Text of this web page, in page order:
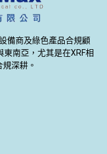
備商及綠色產品合規顧
南亞，尤其是在XRF相
深耕。